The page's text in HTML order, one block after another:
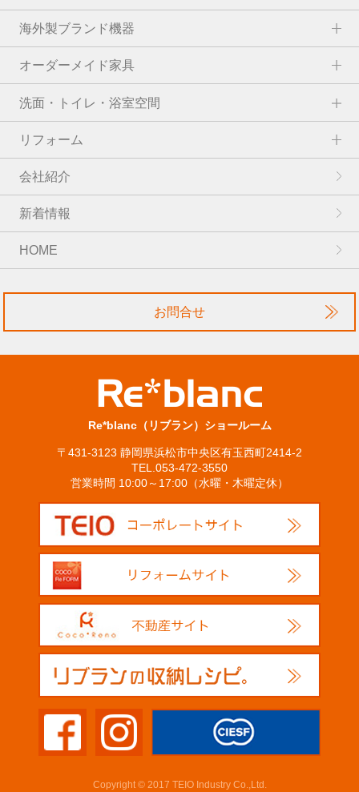
海外製ブランド機器
オーダーメイド家具
洗面・トイレ・浴室空間
リフォーム
会社紹介
新着情報
HOME
お問合せ
Re*blanc（リブラン）ショールーム
〒431-3123 静岡県浜松市中央区有玉西町2414-2
TEL.053-472-3550
営業時間 10:00～17:00（水曜・木曜定休）
Copyright © 2017 TEIO Industry Co.,Ltd.